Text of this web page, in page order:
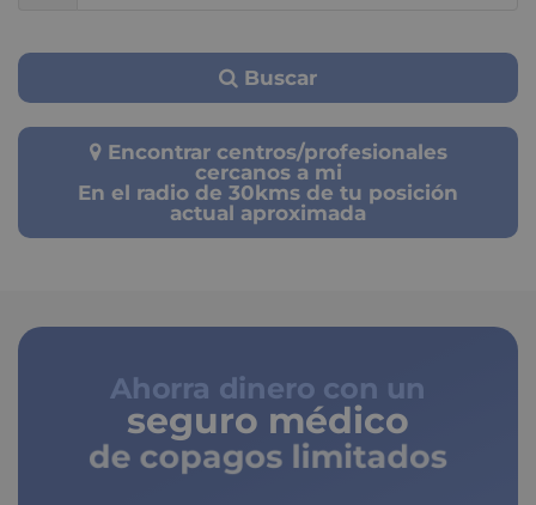
Buscar
Encontrar centros/profesionales
cercanos a mi
En el radio de 30kms de tu posición
actual aproximada
Ahorra dinero con un
seguro médico
de copagos limitados